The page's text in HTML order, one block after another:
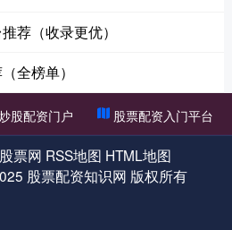
荐（收录更优）
全榜单）
股配资门户 股票配资入门平台
票网 RSS地图 HTML地图
股票配资知识网 版权所有